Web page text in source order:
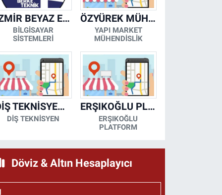
İZMİR BEYAZ EŞYA KLİMA KOMBİ SERVİSİ
BİLGİSAYAR
SİSTEMLERİ
ÖZYÜREK MÜHENDİSLİK
YAPI MARKET
MÜHENDİSLİK
DİŞ TEKNİSYENİ- MESUT KORKMAZ
DİŞ TEKNİSYEN
ERŞIKOĞLU PLATFORM
ERŞIKOĞLU
PLATFORM
Döviz & Altın Hesaplayıcı